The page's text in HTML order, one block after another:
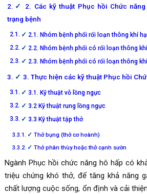
2. Các kỹ thuật Phục hồi Chức
trạng bệnh
2.1. Nhóm bệnh phổi rối loạn thông khí
2.2. Nhóm bệnh phổi có rối loạn thông
2.3. Nhóm bệnh phổi có rối loạn thông
3. Thực hiện các kỹ thuật Phục hồi
3.1. Kỹ thuật vỗ lồng ngực
3.2 Kỹ thuật rung lồng ngực
3.3 Kỹ thuật tập thở
Thở bụng (thở cơ hoành)
Thở phân thùy hoặc thở cạnh sườn
Ngành Phục hồi chức năng hô hấp có
triệu chứng khó thở, để tăng khả năng
chất lượng cuộc sống, ổn định và cải